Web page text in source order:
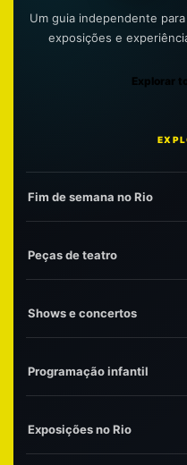
Um guia independente
exposições e
Explorar
Fim de semana no Rio
Peças de teatro
Shows e concertos
Programação infantil
Exposições no Rio